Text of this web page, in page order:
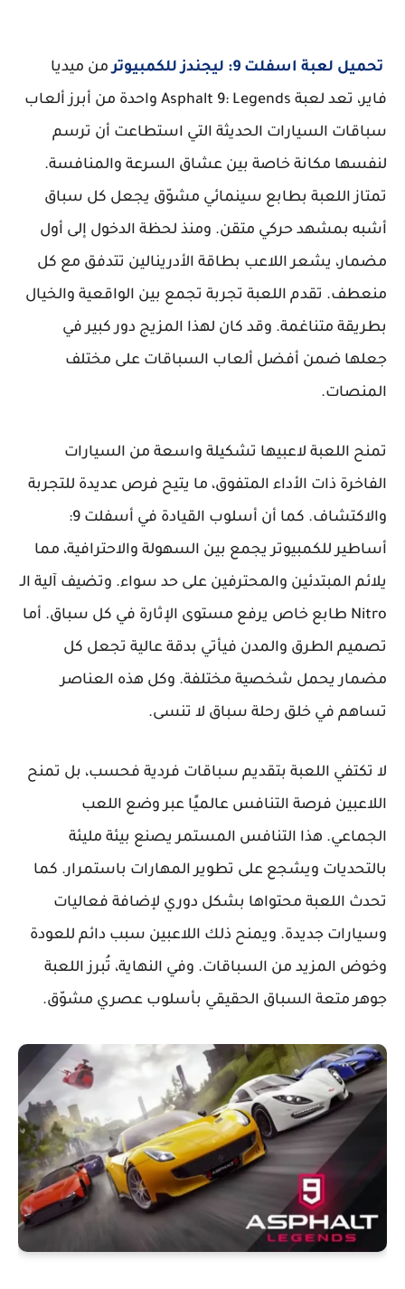
تحميل لعبة اسفلت 9: ليجندز للكمبيوتر
من ميديا
فاير، تعد لعبة Asphalt 9: Legends واحدة من أبرز ألعاب
سباقات السيارات الحديثة التي استطاعت أن ترسم
لنفسها مكانة خاصة بين عشاق السرعة والمنافسة.
تمتاز اللعبة بطابع سينمائي مشوّق يجعل كل سباق
أشبه بمشهد حركي متقن. ومنذ لحظة الدخول إلى أول
مضمار، يشعر اللاعب بطاقة الأدرينالين تتدفق مع كل
منعطف. تقدم اللعبة تجربة تجمع بين الواقعية والخيال
بطريقة متناغمة. وقد كان لهذا المزيج دور كبير في
جعلها ضمن أفضل ألعاب السباقات على مختلف
المنصات.
تمنح اللعبة لاعبيها تشكيلة واسعة من السيارات
الفاخرة ذات الأداء المتفوق، ما يتيح فرص عديدة للتجربة
والاكتشاف. كما أن أسلوب القيادة في أسفلت 9:
أساطير للكمبيوتر يجمع بين السهولة والاحترافية، مما
يلائم المبتدئين والمحترفين على حد سواء. وتضيف آلية الـ
Nitro طابع خاص يرفع مستوى الإثارة في كل سباق. أما
تصميم الطرق والمدن فيأتي بدقة عالية تجعل كل
مضمار يحمل شخصية مختلفة. وكل هذه العناصر
تساهم في خلق رحلة سباق لا تنسى.
لا تكتفي اللعبة بتقديم سباقات فردية فحسب، بل تمنح
اللاعبين فرصة التنافس عالميًا عبر وضع اللعب
الجماعي. هذا التنافس المستمر يصنع بيئة مليئة
بالتحديات ويشجع على تطوير المهارات باستمرار. كما
تحدث اللعبة محتواها بشكل دوري لإضافة فعاليات
وسيارات جديدة. ويمنح ذلك اللاعبين سبب دائم للعودة
وخوض المزيد من السباقات. وفي النهاية، تُبرز اللعبة
جوهر متعة السباق الحقيقي بأسلوب عصري مشوّق.